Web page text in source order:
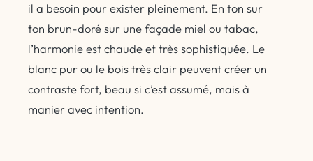
il a besoin pour exister pleinement. En ton sur
ton brun-doré sur une façade miel ou tabac,
l’harmonie est chaude et très sophistiquée. Le
blanc pur ou le bois très clair peuvent créer un
contraste fort, beau si c’est assumé, mais à
manier avec intention.